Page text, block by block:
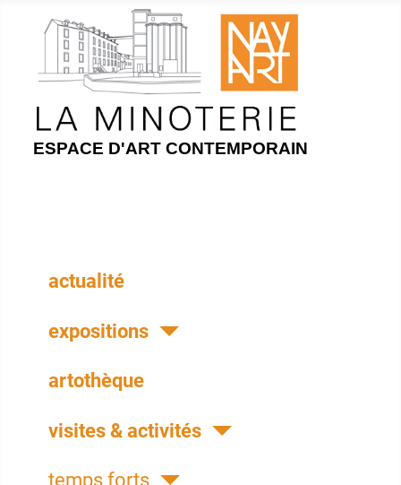
ESPACE D'ART CONTEMPORAIN
actualité
expositions
artothèque
visites & activités
temps forts